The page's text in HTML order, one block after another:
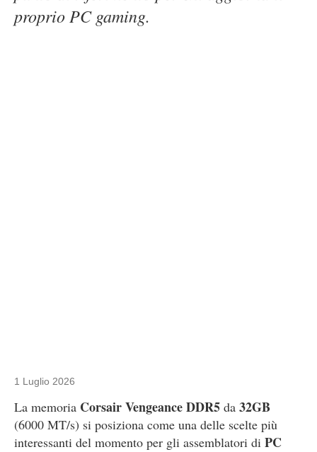
proprio PC gaming.
1 Luglio 2026
La memoria Corsair Vengeance DDR5 da 32GB
(6000 MT/s) si posiziona come una delle scelte più
interessanti del momento per gli assemblatori di PC